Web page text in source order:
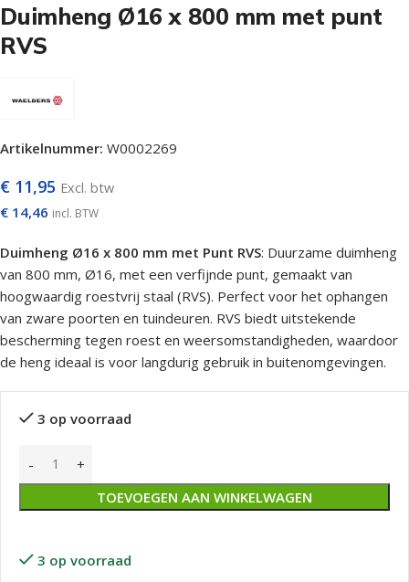
Duimheng Ø16 x 800 mm met punt
RVS
Artikelnummer: W0002269
€ 11,95 Excl. btw
€ 14,46 incl. BTW
Duimheng Ø16 x 800 mm met Punt RVS: Duurzame duimheng
van 800 mm, Ø16, met een verfijnde punt, gemaakt van
hoogwaardig roestvrij staal (RVS). Perfect voor het ophangen
van zware poorten en tuindeuren. RVS biedt uitstekende
bescherming tegen roest en weersomstandigheden, waardoor
de heng ideaal is voor langdurig gebruik in buitenomgevingen.
3 op voorraad
TOEVOEGEN AAN WINKELWAGEN
3 op voorraad